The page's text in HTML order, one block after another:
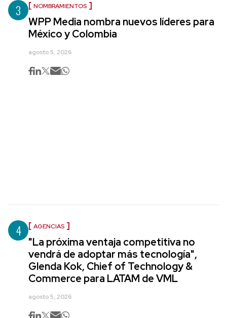
3 NOMBRAMIENTOS
WPP Media nombra nuevos líderes para
México y Colombia
agosto 5, 2026
4 AGENCIAS
"La próxima ventaja competitiva no
vendrá de adoptar más tecnología",
Glenda Kok, Chief of Technology &
Commerce para LATAM de VML
agosto 5, 2026